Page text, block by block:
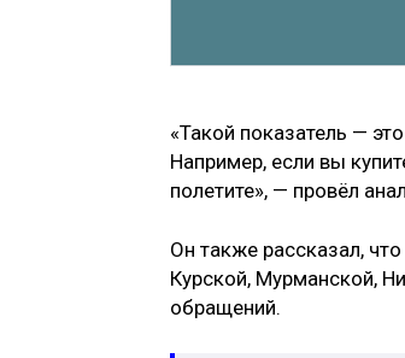
«Такой показатель —
Например, если вы
полетите», — провёл
Он также рассказал,
Курской, Мурманской,
обращений.